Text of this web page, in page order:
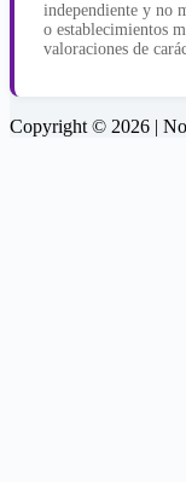
independiente y no
o establecimientos
valoraciones de
Copyright © 2026 |